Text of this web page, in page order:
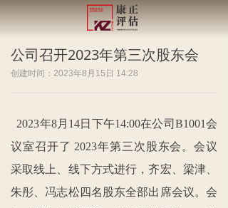
公司召开2023年第三次股东会
创建时间： 2023年8月15日 14:28
2023年8月14日下午14:00在公司B1001会
议室召开了 2023年第三次股东会。会议
采取线上、线下方式进行，齐宏、梁津、
朱彤、冯志松四名股东全部出席会议。会